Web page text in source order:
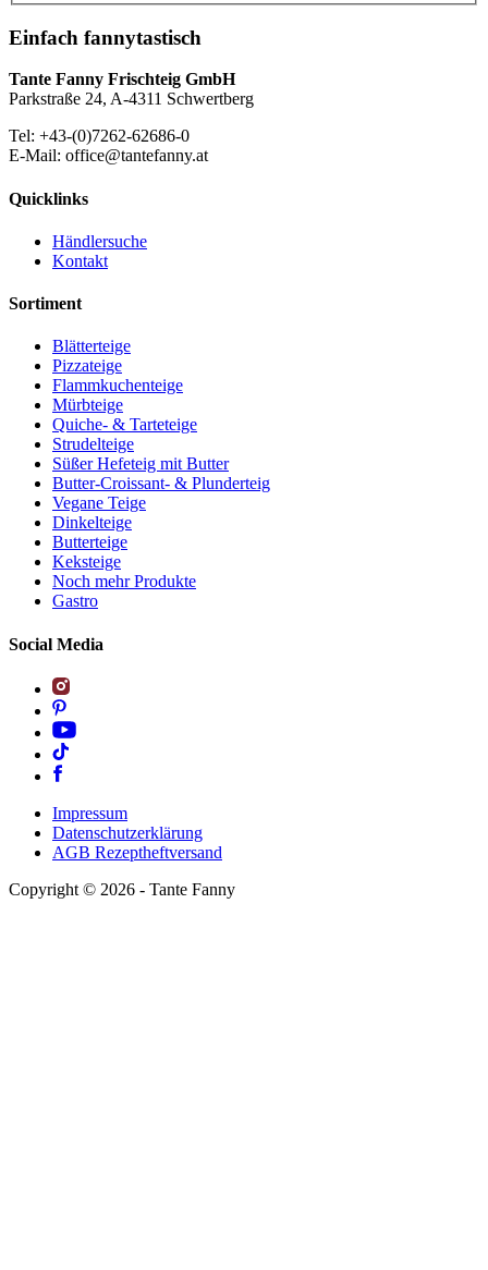
Einfach fannytastisch
Tante Fanny Frischteig GmbH
Parkstraße 24, A-4311 Schwertberg
Tel: +43-(0)7262-62686-0
E-Mail: office@tantefanny.at
Quicklinks
Händlersuche
Kontakt
Sortiment
Blätterteige
Pizzateige
Flammkuchenteige
Mürbteige
Quiche- & Tarteteige
Strudelteige
Süßer Hefeteig mit Butter
Butter-Croissant- & Plunderteig
Vegane Teige
Dinkelteige
Butterteige
Keksteige
Noch mehr Produkte
Gastro
Social Media
Impressum
Datenschutzerklärung
AGB Rezeptheftversand
Copyright © 2026 - Tante Fanny